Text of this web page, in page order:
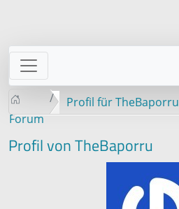
Forum
Profil für TheBaporru
Profil von TheBaporru